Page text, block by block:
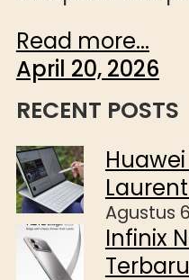
Read more...
April 20, 2026
RECENT POSTS
Agustus
Infinix